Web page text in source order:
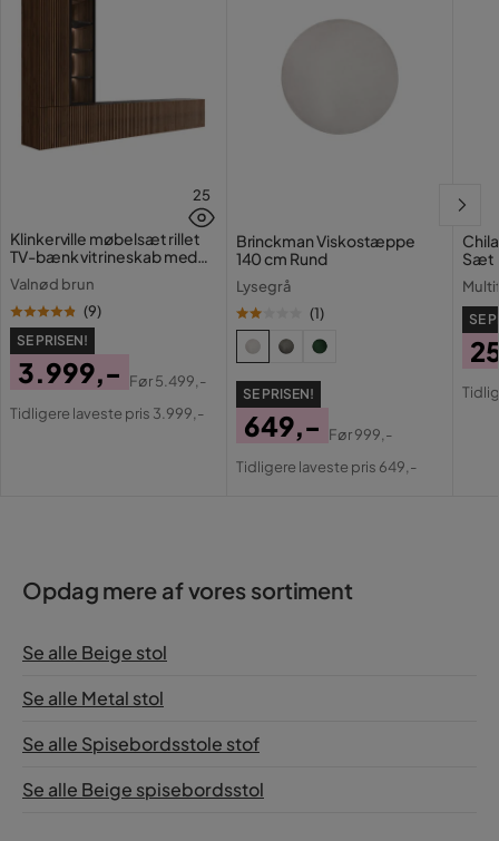
25
Klinkerville møbelsæt rillet
TV-bænk vitrineskab med
LED-belysning væghængt -
gulvstående 260 cm
Valnød brun
(9)
SE PRISEN!
Pris
3.999,-
Original
Før5.499,-
Tidligere laveste pris 3.999,-
Brinckman Viskostæppe
140 cm Rund
Lysegrå
(1)
SE PRISEN!
Pris
649,-
Original
Før999,-
Tidligere laveste pris 649,-
Sæt
SE
Opdag mere af vores sortiment
Se alle Beige stol
Se alle Metal stol
Se alle Spisebordsstole stof
Se alle Beige spisebordsstol